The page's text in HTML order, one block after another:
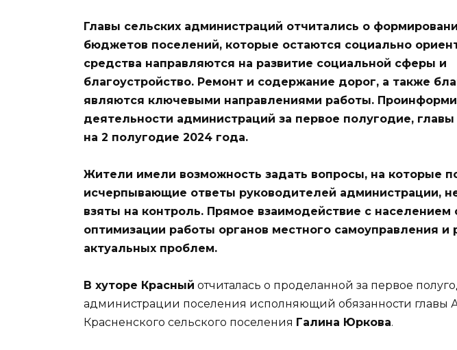
Главы сельских администраций отчитались о
бюджетов поселений, которые остаются социально
средства направляются на развитие социальной сферы и
благоустройство. Ремонт и содержание дорог, а также
являются ключевыми направлениями работы.
деятельности администраций за первое полугодие,
на 2 полугодие 2024 года.
Жители имели возможность задать вопросы, на которые
исчерпывающие ответы руководителей администрации,
взяты на контроль. Прямое взаимодействие с населением
оптимизации работы органов местного самоуправления
актуальных проблем.
В хуторе Красный отчиталась о проделанной за первое
администрации поселения исполняющий обязанности главы
Красненского сельского поселения Галина Юркова.